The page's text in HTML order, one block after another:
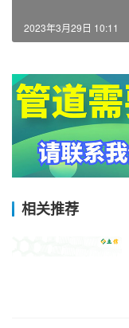
2023年3月29日 10:11
相关推荐